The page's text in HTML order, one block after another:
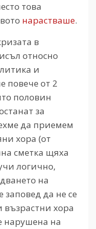
това
нарастваше.
в
относно
и
повече от 2
половин
за
да приемем
хора (от
сметка щяха
логично,
на
да не се
възрастни хора
нарушена на